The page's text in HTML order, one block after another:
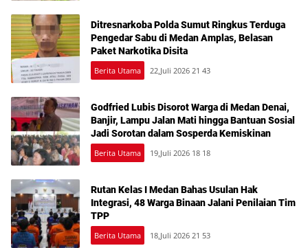
Ditresnarkoba Polda Sumut Ringkus Terduga
Pengedar Sabu di Medan Amplas, Belasan
Paket Narkotika Disita
Berita Utama 22,Juli 2026 21 43
Godfried Lubis Disorot Warga di Medan Denai,
Banjir, Lampu Jalan Mati hingga Bantuan Sosial
Jadi Sorotan dalam Sosperda Kemiskinan
Berita Utama 19,Juli 2026 18 18
Rutan Kelas I Medan Bahas Usulan Hak
Integrasi, 48 Warga Binaan Jalani Penilaian Tim
TPP
Berita Utama 18,Juli 2026 21 53